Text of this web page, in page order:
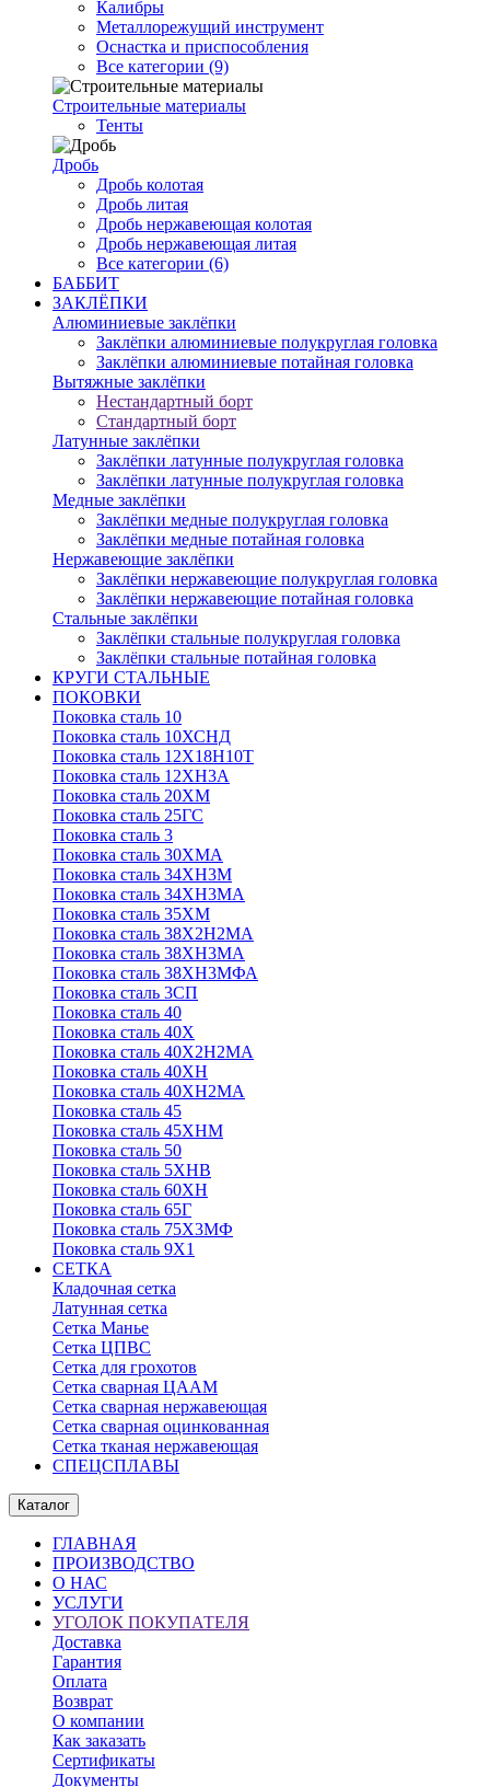
Калибры
Металлорежущий инструмент
Оснастка и приспособления
Все категории (9)
Строительные материалы
Тенты
Дробь
Дробь колотая
Дробь литая
Дробь нержавеющая колотая
Дробь нержавеющая литая
Все категории (6)
БАББИТ
ЗАКЛЁПКИ
Алюминиевые заклёпки
Заклёпки алюминиевые полукруглая головка
Заклёпки алюминиевые потайная головка
Вытяжные заклёпки
Нестандартный борт
Стандартный борт
Латунные заклёпки
Заклёпки латунные полукруглая головка
Заклёпки латунные полукруглая головка
Медные заклёпки
Заклёпки медные полукруглая головка
Заклёпки медные потайная головка
Нержавеющие заклёпки
Заклёпки нержавеющие полукруглая головка
Заклёпки нержавеющие потайная головка
Стальные заклёпки
Заклёпки стальные полукруглая головка
Заклёпки стальные потайная головка
КРУГИ СТАЛЬНЫЕ
ПОКОВКИ
Поковка сталь 10
Поковка сталь 10ХСНД
Поковка сталь 12Х18Н10Т
Поковка сталь 12ХН3А
Поковка сталь 20ХМ
Поковка сталь 25ГС
Поковка сталь 3
Поковка сталь 30ХМА
Поковка сталь 34ХН3М
Поковка сталь 34ХН3МА
Поковка сталь 35ХМ
Поковка сталь 38Х2Н2МА
Поковка сталь 38ХН3МА
Поковка сталь 38ХН3МФА
Поковка сталь 3СП
Поковка сталь 40
Поковка сталь 40Х
Поковка сталь 40Х2Н2МА
Поковка сталь 40ХН
Поковка сталь 40ХН2МА
Поковка сталь 45
Поковка сталь 45ХНМ
Поковка сталь 50
Поковка сталь 5ХНВ
Поковка сталь 60ХН
Поковка сталь 65Г
Поковка сталь 75Х3МФ
Поковка сталь 9Х1
СЕТКА
Кладочная сетка
Латунная сетка
Сетка Манье
Сетка ЦПВС
Сетка для грохотов
Сетка сварная ЦААМ
Сетка сварная нержавеющая
Сетка сварная оцинкованная
Сетка тканая нержавеющая
СПЕЦСПЛАВЫ
Каталог
ГЛАВНАЯ
ПРОИЗВОДСТВО
О НАС
УСЛУГИ
УГОЛОК ПОКУПАТЕЛЯ
Доставка
Гарантия
Оплата
Возврат
О компании
Как заказать
Сертификаты
Документы